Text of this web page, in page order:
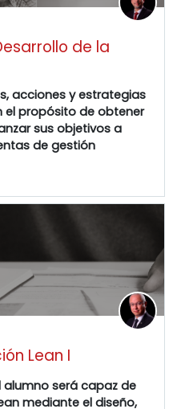
de la
acciones y estrategias
el propósito de obtener
sus objetivos a
de gestión
Lean I
será capaz de
mediante el diseño,